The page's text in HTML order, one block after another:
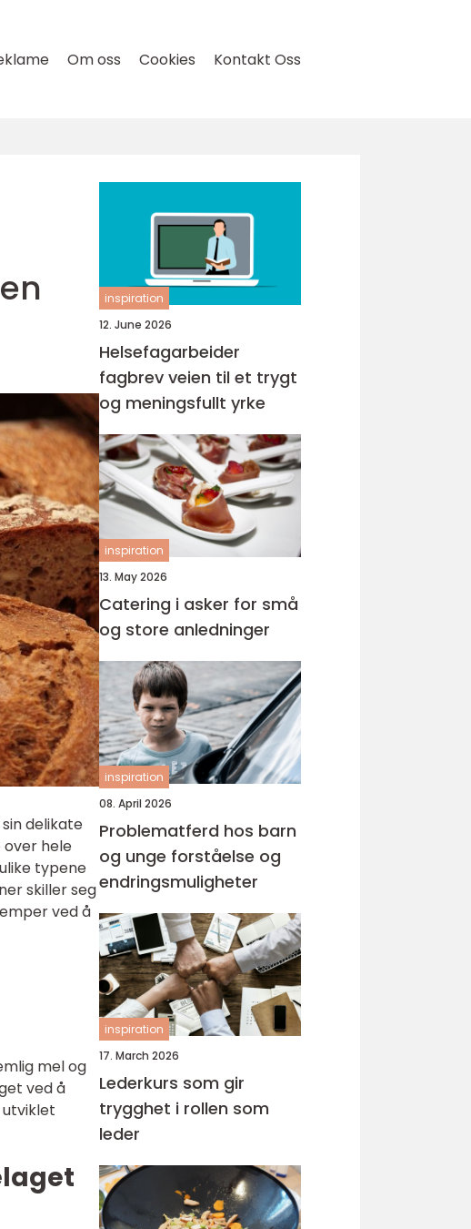
Om oss Cookies Kontakt Oss
delikate
hele
typene
skiller seg
ved å
mel og
ved å
inspiration
12. June 2026
Helsefagarbeider
fagbrev veien til et trygt
og meningsfullt yrke
inspiration
13. May 2026
Catering i asker for små
og store anledninger
inspiration
08. April 2026
Problematferd hos barn
og unge forståelse og
endringsmuligheter
inspiration
17. March 2026
Lederkurs som gir
trygghet i rollen som
leder